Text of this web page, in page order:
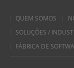
QUEM SOMOS
SOLUÇÕES /
FÁBRICA DE